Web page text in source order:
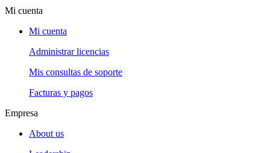
Mi cuenta
Mi cuenta
Administrar licencias
Mis consultas de soporte
Facturas y pagos
Empresa
About us